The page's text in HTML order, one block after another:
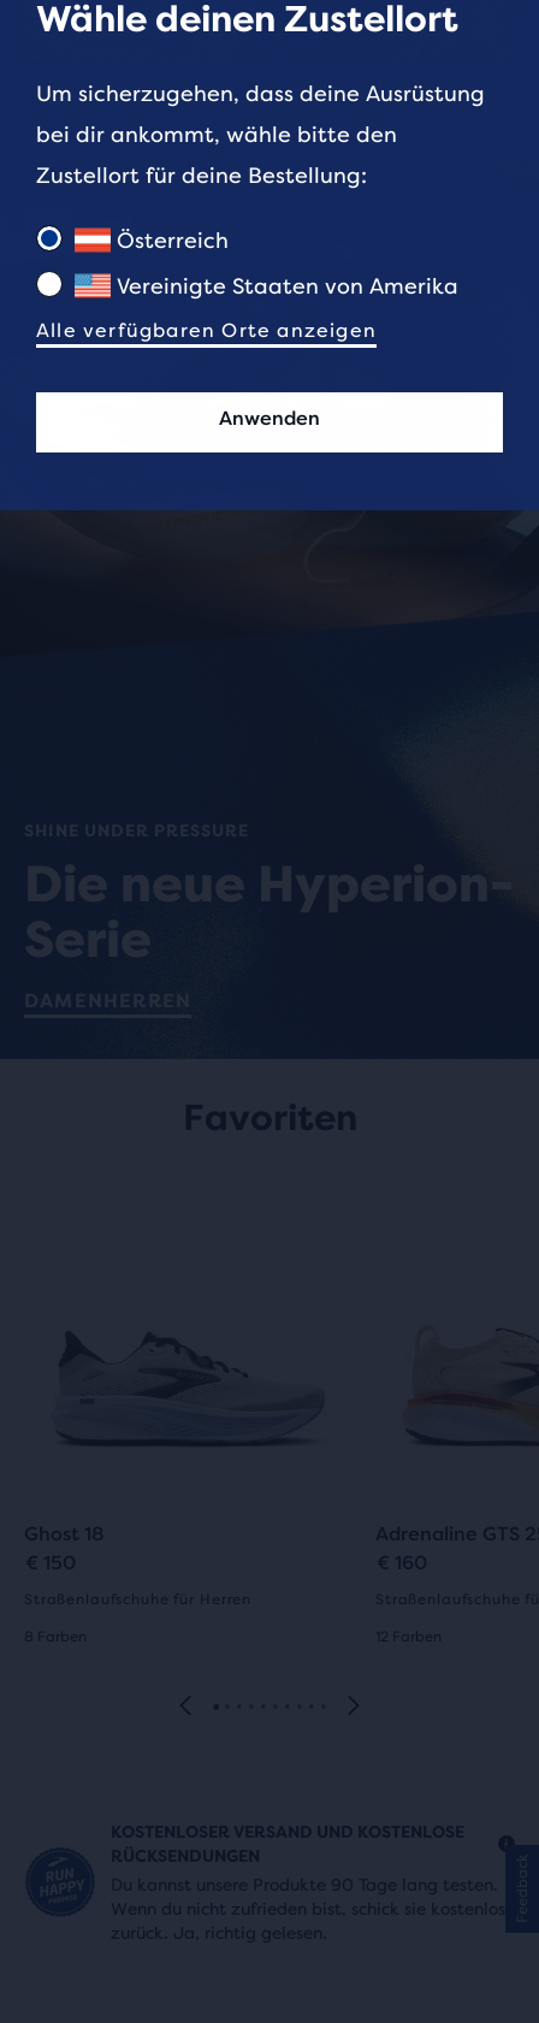
BESTSELLER LERNE BROOKS KENNEN
SHINE UNDER PRESSURE
Die neue Hyperion-
Serie
DAMEN HERREN
Favoriten
Ghost 18
€ 150
Straßenlaufschuhe für Herren
8 Farben
Adrenaline GTS
€ 160
Straßenlaufschuhe
12 Farben
KOSTENLOSER VERSAND UND KOSTENLOSE
RÜCKSENDUNGEN
Du kannst unsere Produkte 90 Tage lang testen.
Wenn du nicht zufrieden bist, schick sie kostenlos
zurück. Ja, richtig gelesen.
Wähle deinen Zustellort
Um sicherzugehen, dass deine Ausrüstung
bei dir ankommt, wähle bitte den
Zustellort für deine Bestellung:
Österreich
Vereinigte Staaten von Amerika
Alle verfügbaren Orte anzeigen
Anwenden
Feedback